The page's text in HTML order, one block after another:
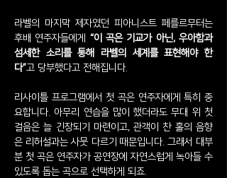
라벨의 마지막 제자였던 피아니스트 페를르무터는
후배 연주자들에게 “이 곡은 기교가 아닌, 우아함과
섬세한 소리를 통해 라벨의 세계를 표현해야 한
다”고 당부했다고 전해집니다.
리사이틀 프로그램에서 첫 곡은 연주자에게 특히 중
요합니다. 아무리 연습을 많이 했더라도 무대 위 첫
걸음은 늘 긴장되기 마련이고, 관객이 찬 홀의 음향
은 리허설과는 사뭇 다르기 때문입니다. 그래서 대부
분 첫 곡은 연주자가 공연장에 자연스럽게 녹아들 수
있도록 돕는 곡으로 선택하게 되죠.